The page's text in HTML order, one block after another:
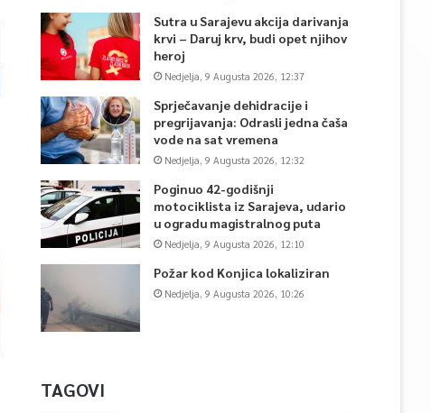
Sutra u Sarajevu akcija darivanja
krvi – Daruj krv, budi opet njihov
heroj
Nedjelja, 9 Augusta 2026, 12:37
Sprječavanje dehidracije i
pregrijavanja: Odrasli jedna čaša
vode na sat vremena
Nedjelja, 9 Augusta 2026, 12:32
Poginuo 42-godišnji
motociklista iz Sarajeva, udario
u ogradu magistralnog puta
Nedjelja, 9 Augusta 2026, 12:10
Požar kod Konjica lokaliziran
Nedjelja, 9 Augusta 2026, 10:26
TAGOVI